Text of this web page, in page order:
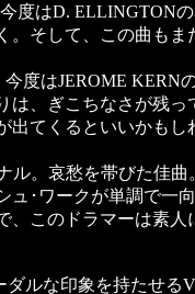
今度はD. ELLINGTON
。そして、この曲も
今度はJEROME KERN
は、ぎこちなさが残
出てくるといいかも
ル。哀愁を帯びた佳
ュ･ワークが単調で一
、このドラマーは素
ダルな印象を持たせる